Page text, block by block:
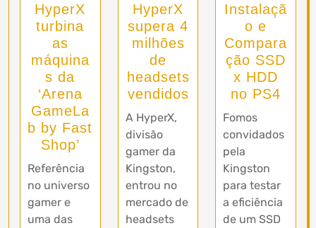
HyperX
turbina
as
máquina
s da
‘Arena
GameLa
b by Fast
Shop’
Referência
no universo
gamer e
uma das
HyperX
supera 4
milhões
de
headsets
vendidos
A HyperX,
divisão
gamer da
Kingston,
entrou no
mercado de
headsets
Instalaçã
o e
Compara
ção SSD
x HDD
no PS4
Fomos
convidados
pela
Kingston
para testar
a eficiência
de um SSD